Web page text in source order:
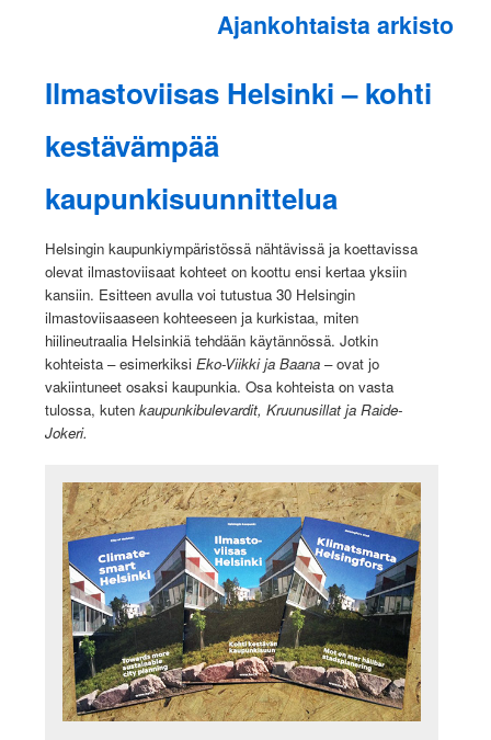
selaus
Ajankohtaista arkisto
Ilmastoviisas Helsinki – kohti
kestävämpää
kaupunkisuunnittelua
Helsingin kaupunkiympäristössä nähtävissä ja koettavissa
olevat ilmastoviisaat kohteet on koottu ensi kertaa yksiin
kansiin. Esitteen avulla voi tutustua 30 Helsingin
ilmastoviisaaseen kohteeseen ja kurkistaa, miten
hiilineutraalia Helsinkiä tehdään käytännössä. Jotkin
kohteista – esimerkiksi Eko-Viikki ja Baana– ovat jo
vakiintuneet osaksi kaupunkia. Osa kohteista on vasta
tulossa, kuten kaupunkibulevardit, Kruunusillat ja Raide-
Jokeri.